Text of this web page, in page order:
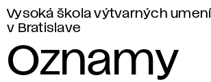
Vysoká škola výtvarných umení
v Bratislave
Oznamy